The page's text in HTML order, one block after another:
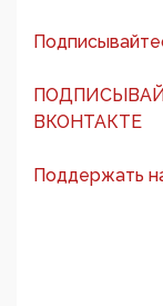
ВКОНТАКТЕ
Поддержать